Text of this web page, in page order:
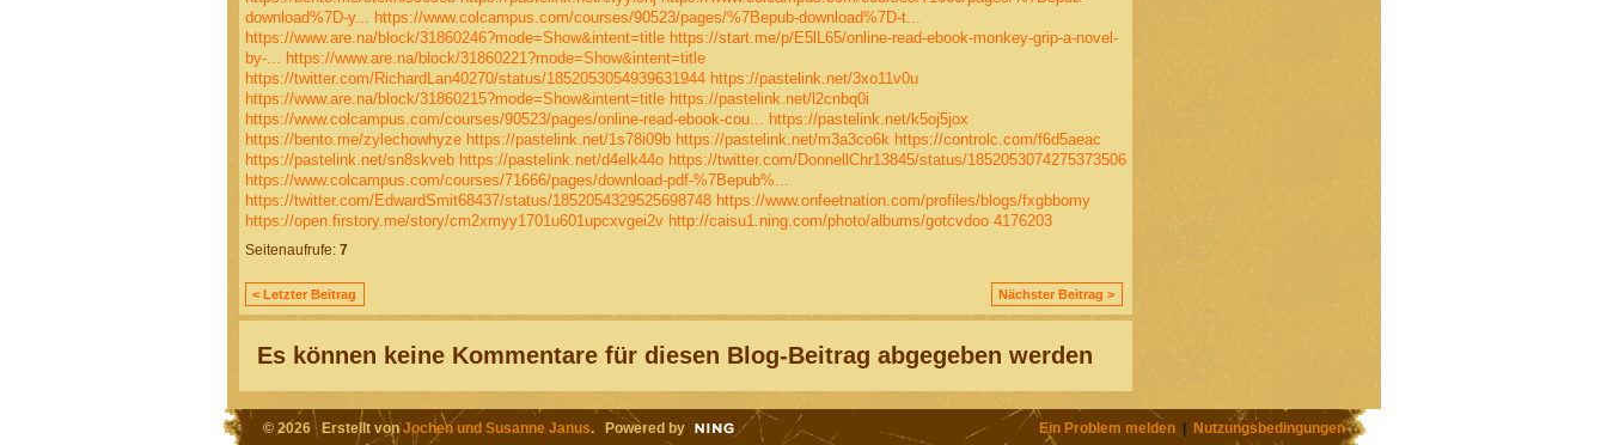
download%7D-y...
https://www.colcampus.com/courses/90523/pages/%7Bepub-download%7D-t...
https://www.are.na/block/31860246?mode=Show&intent=title https://start.me/p/E5lL65/online-read-ebook-monkey-grip-a-novel-
by-...
https://www.are.na/block/31860221?mode=Show&intent=title
https://twitter.com/RichardLan40270/status/1852053054939631944 https://pastelink.net/3xo11v0u
https://www.are.na/block/31860215?mode=Show&intent=title https://pastelink.net/l2cnbq0i
https://www.colcampus.com/courses/90523/pages/online-read-ebook-cou...
https://pastelink.net/k5oj5jox
https://bento.me/zylechowhyze https://pastelink.net/1s78i09b https://pastelink.net/m3a3co6k https://controlc.com/f6d5aeac
https://pastelink.net/sn8skveb https://pastelink.net/d4elk44o https://twitter.com/DonnellChr13845/status/1852053074275373506
https://www.colcampus.com/courses/71666/pages/download-pdf-%7Bepub%...
https://twitter.com/EdwardSmit68437/status/1852054329525698748 https://www.onfeetnation.com/profiles/blogs/fxgbbomy
https://open.firstory.me/story/cm2xmyy1701u601upcxvgei2v http://caisu1.ning.com/photo/albums/gotcvdoo 4176203
Seitenaufrufe: 7
< Letzter Beitrag Nächster Beitrag >
Es können keine Kommentare für diesen Blog-Beitrag abgegeben werden
© 2026 Erstellt vonJochen und Susanne Janus. Powered by Ein Problem melden| Nutzungsbedingungen